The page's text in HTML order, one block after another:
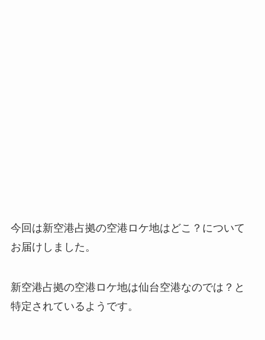
今回は新空港占拠の空港ロケ地はどこ？について
お届けしました。
新空港占拠の空港ロケ地は仙台空港なのでは？と
特定されているようです。